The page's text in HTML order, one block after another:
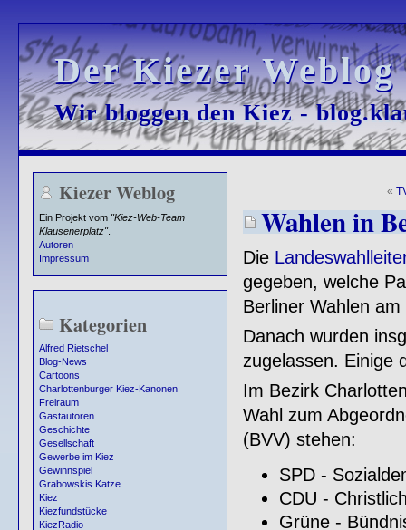
Der Kiezer
Der Kiezer
Wir bloggen den Kiez -
Wir bloggen den Kiez -
Kiezer Weblog
Ein Projekt vom "Kiez-Web-Team
Klausenerplatz".
Autoren
Impressum
Kategorien
Alfred Rietschel
Blog-News
Cartoons
Charlottenburger Kiez-Kanonen
Freiraum
Gastautoren
Geschichte
Gesellschaft
Gewerbe im Kiez
Gewinnspiel
Grabowskis Katze
Kiez
Kiezfundstücke
KiezRadio
«
Wahlen in
Die
gegeben, welche
Berliner Wahlen
Danach wurden
zugelassen. Einige
Im Bezirk
Wahl zum
(BVV) stehen:
SPD -
CDU -
Grüne -